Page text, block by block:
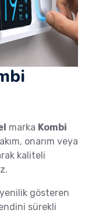
marka Kombi
onarım veya
kaliteli
gösteren
sürekli